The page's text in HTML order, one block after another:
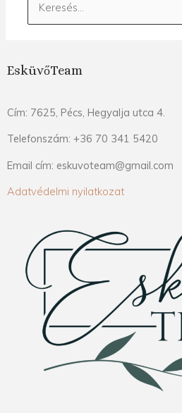
Keresés:
EsküvőTeam
Cím: 7625, Pécs, Hegyalja utca 4.
Telefonszám: +36 70 341 5420
Email cím: eskuvoteam@gmail.com
Adatvédelmi nyilatkozat